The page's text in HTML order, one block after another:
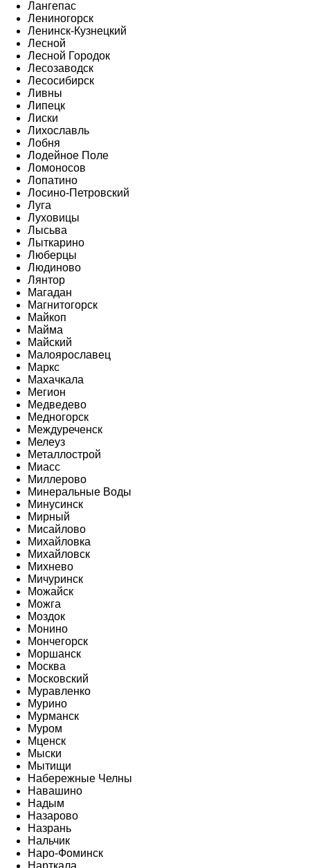
Лангепас
Лениногорск
Ленинск-Кузнецкий
Лесной
Лесной Городок
Лесозаводск
Лесосибирск
Ливны
Липецк
Лиски
Лихославль
Лобня
Лодейное Поле
Ломоносов
Лопатино
Лосино-Петровский
Луга
Луховицы
Лысьва
Лыткарино
Люберцы
Людиново
Лянтор
Магадан
Магнитогорск
Майкоп
Майма
Майский
Малоярославец
Маркс
Махачкала
Мегион
Медведево
Медногорск
Междуреченск
Мелеуз
Металлострой
Миасс
Миллерово
Минеральные Воды
Минусинск
Мирный
Мисайлово
Михайловка
Михайловск
Михнево
Мичуринск
Можайск
Можга
Моздок
Монино
Мончегорск
Моршанск
Москва
Московский
Муравленко
Мурино
Мурманск
Муром
Мценск
Мыски
Мытищи
Набережные Челны
Навашино
Надым
Назарово
Назрань
Нальчик
Наро-Фоминск
Нарткала